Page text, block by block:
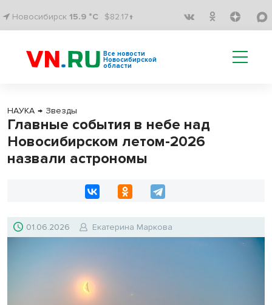
Новосибирск 15.9 °C $82.17↑
Все новости
Новосибирской
области
НАУКА → Звезды
Главные события в небе над
Новосибирском летом-2026
назвали астрономы
01.06.2026 Екатерина Маркова